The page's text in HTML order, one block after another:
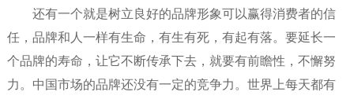
还有一个就是树立良好的品牌形象可以赢得消费者的信
任，品牌和人一样有生命，有生有死，有起有落。要延长一
个品牌的寿命，让它不断传承下去，就要有前瞻性，不懈努
力。中国市场的品牌还没有一定的竞争力。世界上每天都有